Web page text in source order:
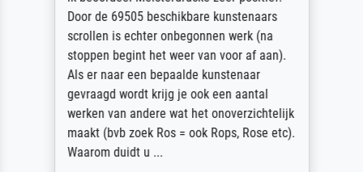
Door de 69505 beschikbare kunstenaars
scrollen is echter onbegonnen werk (na
stoppen begint het weer van voor af aan).
Als er naar een bepaalde kunstenaar
gevraagd wordt krijg je ook een aantal
werken van andere wat het onoverzichtelijk
maakt (bvb zoek Ros = ook Rops, Rose etc).
Waarom duidt u ...